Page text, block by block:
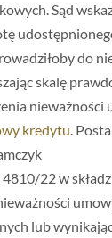
Sąd
do
skalę
nieważności
kredytu.
22 w
lub